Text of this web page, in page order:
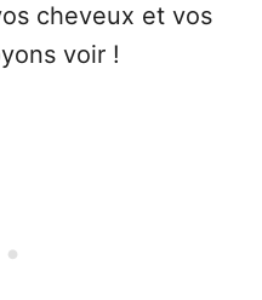
cheveux et vos
voir !